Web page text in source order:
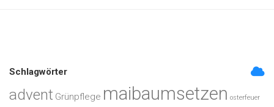
Schlagwörter
advent Grünpflege maibaumsetzen osterfeuer